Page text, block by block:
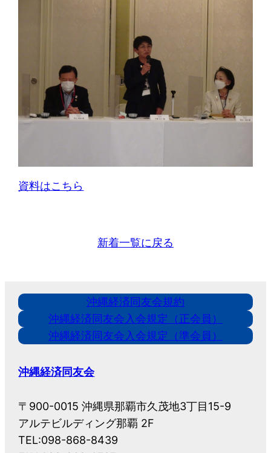
資料はこちら
新着一覧に戻る
沖縄経済同友会規約
沖縄経済同友会入会規定（正会員）
沖縄経済同友会入会規定（準会員）
沖縄経済同友会
〒900-0015 沖縄県那覇市久茂地3丁目15-9
アルテビルディング那覇 2F
TEL:098-868-8439